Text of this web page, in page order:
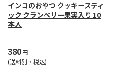
インコのおやつ クッキースティ
ック クランベリー果実入り 10
本入
380円
(送料別・税込)